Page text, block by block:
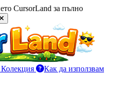
CursorLand за пълно
Как да използвам